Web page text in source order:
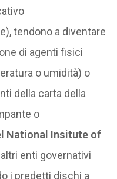
tendono a diventare
di agenti fisici
o umidità) o
della carta della
o
National Insitute of
enti governativi
i predetti dischi a